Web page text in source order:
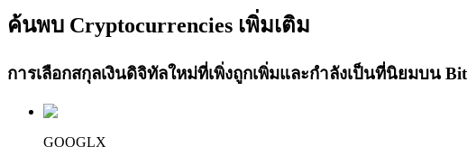
ค้นพบ Cryptocurrencies เพิ่มเติม
การเลือกสกุลเงินดิจิทัลใหม่ที่เพิ่งถูกเพิ่มและกำลังเป็นที่นิยมบน
GOOGLX